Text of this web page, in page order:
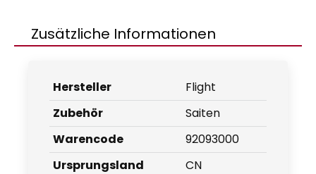
Zusätzliche Informationen
Hersteller
Flight
Zubehör
Saiten
Warencode
92093000
Ursprungsland
CN